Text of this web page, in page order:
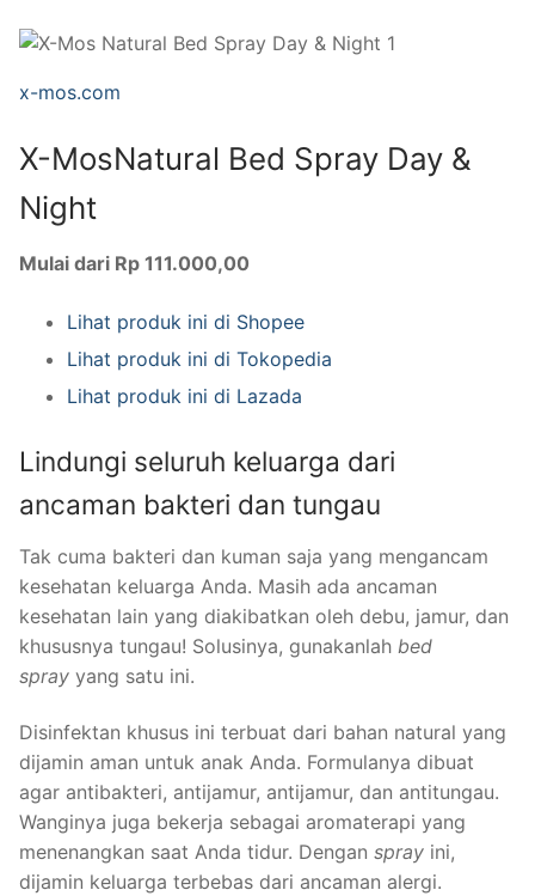
x-mos.com
X-MosNatural Bed Spray Day &
Night
Mulai dari Rp 111.000,00
Lihat produk ini di Shopee
Lihat produk ini di Tokopedia
Lihat produk ini di Lazada
Lindungi seluruh keluarga dari
ancaman bakteri dan tungau
Tak cuma bakteri dan kuman saja yang mengancam
kesehatan keluarga Anda. Masih ada ancaman
kesehatan lain yang diakibatkan oleh debu, jamur, dan
khususnya tungau! Solusinya, gunakanlah bed
spray yang satu ini.
Disinfektan khusus ini terbuat dari bahan natural yang
dijamin aman untuk anak Anda. Formulanya dibuat
agar antibakteri, antijamur, antijamur, dan antitungau.
Wanginya juga bekerja sebagai aromaterapi yang
menenangkan saat Anda tidur. Dengan spray ini,
dijamin keluarga terbebas dari ancaman alergi.